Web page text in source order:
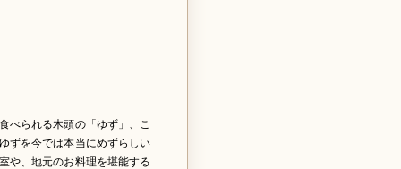
べられる木頭の「ゆず」、こ
ずを今では本当にめずらしい
や、地元のお料理を堪能する